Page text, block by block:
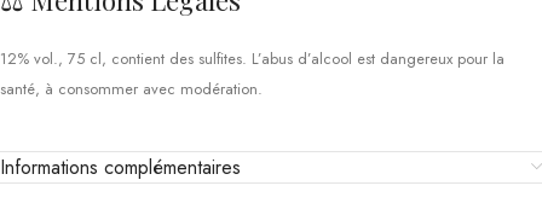
12% vol., 75 cl, contient des sulfites. L’abus d’alcool est dangereux pour la
santé, à consommer avec modération.
Informations complémentaires